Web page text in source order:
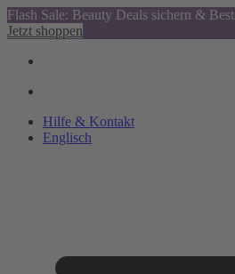
Flash Sale: Beauty Deals sichern &
Jetzt shoppen
Hilfe & Kontakt
Englisch